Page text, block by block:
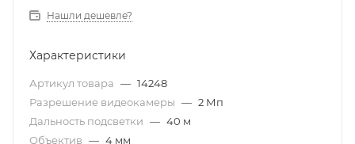
Нашли дешевле?
Характеристики
Артикул товара — 14248
Разрешение видеокамеры — 2 Мп
Дальность подсветки — 40 м
Объектив — 4 мм